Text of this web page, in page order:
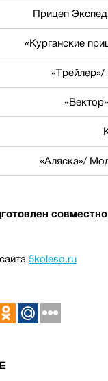
Прицеп
«Курганские
«Трейлер»/
«Аляска»/
5koleso.ru